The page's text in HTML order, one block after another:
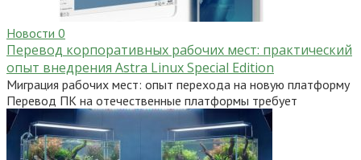
Новости 0
Перевод корпоративных рабочих мест: практический
опыт внедрения Astra Linux Special Edition
Миграция рабочих мест: опыт перехода на новую платформу
Перевод ПК на отечественные платформы требует